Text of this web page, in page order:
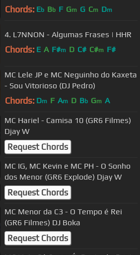
Chords: Eb Bb F Gm G Cm Dm
4. L7NNON - Algumas Frases | HHR
Chords: E A F#m D C# C#m F#
MC Lele JP e MC Neguinho do Kaxeta
- Sou Vitorioso (DJ Pedro)
Chords: Dm F Am D Bb Gm A
MC Hariel - Camisa 10 (GR6 Filmes)
Djay W
Request Chords
MC IG, MC Kevin e MC PH - O Sonho
dos Menor (GR6 Explode) Djay W
Request Chords
MC Menor da C3 - O Tempo é Rei
(GR6 Filmes) DJ Boka
Request Chords